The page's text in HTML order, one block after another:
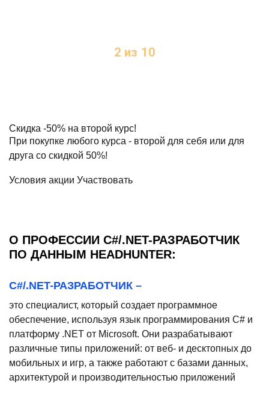
2 из 10
Скидка -50% на второй курс!
При покупке любого курса - второй для себя или для
друга со скидкой 50%!
Условия акции Участвовать
О ПРОФЕССИИ C#/.NET-РАЗРАБОТЧИК
ПО ДАННЫМ HEADHUNTER:
C#/.NET-РАЗРАБОТЧИК –
это специалист, который создает программное
обеспечение, используя язык программирования C# и
платформу .NET от Microsoft. Они разрабатывают
различные типы приложений: от веб- и десктопных до
мобильных и игр, а также работают с базами данных,
архитектурой и производительностью приложений